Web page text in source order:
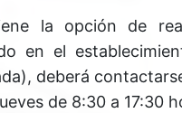
la opción de
en el
deberá
de 8:30 a 17:30